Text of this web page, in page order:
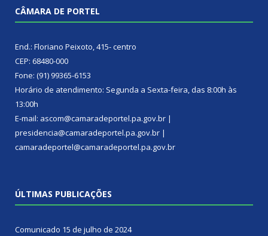
CÂMARA DE PORTEL
End.: Floriano Peixoto, 415- centro
CEP: 68480-000
Fone: (91) 99365-6153
Horário de atendimento: Segunda a Sexta-feira, das 8:00h às
13:00h
E-mail: ascom@camaradeportel.pa.gov.br |
presidencia@camaradeportel.pa.gov.br |
camaradeportel@camaradeportel.pa.gov.br
ÚLTIMAS PUBLICAÇÕES
Comunicado 15 de julho de 2024